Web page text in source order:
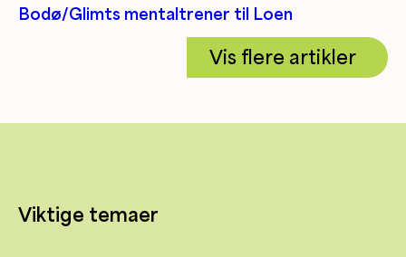
Bodø/Glimts mentaltrener til Loen
Vis flere artikler
Viktige temaer